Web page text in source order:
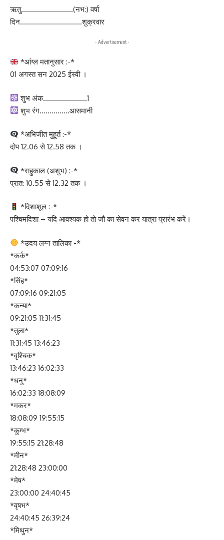
ऋतु……………………..(नभ:) वर्षा
दिन………………………….शुक्रवार
- Advertisement -
*आंग्ल मतानुसार :-*
01 अगस्त सन 2025 ईस्वी ।
शुभ अंक………………….1
शुभ रंग……………आसमानी
*अभिजीत मुहूर्त :-*
दोप 12.06 से 12.58 तक ।
*राहुकाल (अशुभ) :-*
प्रात: 10.55 से 12.32 तक ।
*दिशाशूल :-*
पश्चिमदिशा – यदि आवश्यक हो तो जौ का सेवन कर यात्रा प्रारंभ करें।
*उदय लग्न तालिका -*
*कर्क*
04:53:07 07:09:16
*सिंह*
07:09:16 09:21:05
*कन्या*
09:21:05 11:31:45
*तुला*
11:31:45 13:46:23
*वृश्चिक*
13:46:23 16:02:33
*धनु*
16:02:33 18:08:09
*मकर*
18:08:09 19:55:15
*कुम्भ*
19:55:15 21:28:48
*मीन*
21:28:48 23:00:00
*मेष*
23:00:00 24:40:45
*वृषभ*
24:40:45 26:39:24
*मिथुन*